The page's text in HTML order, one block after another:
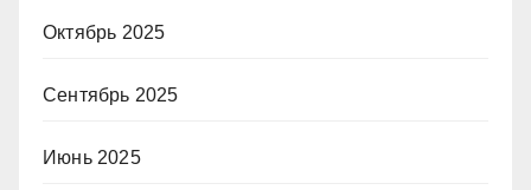
Октябрь 2025
Сентябрь 2025
Июнь 2025